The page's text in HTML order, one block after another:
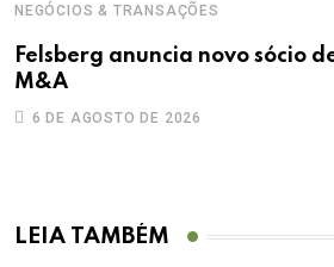
NEGÓCIOS & TRANSAÇÕES
Felsberg anuncia novo sócio
M&A
6 DE AGOSTO DE 2026
LEIA TAMBÉM